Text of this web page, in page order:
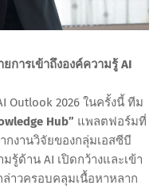
การเข้าถึงองค์ความรู้ AI
Outlook 2026 ในครั้งนี้ ทีม
Hub” แพลตฟอร์มที่
กงานวิจัยของกลุ่มเอสซีบี
รู้ด้าน AI เปิดกว้างและเข้า
าวครอบคลุมเนื้อหาหลาก